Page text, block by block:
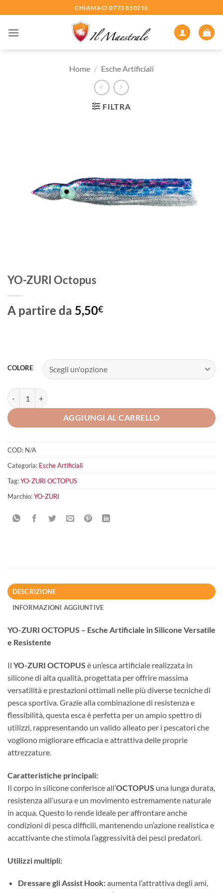
ai
contenuti
CHIAMACI 0773 850216
Home / Esche Artificiali
FILTRA
YO-ZURI Octopus
A partire da 5,50€
COLORE
YO-ZURI Octopus quantità
AGGIUNGI AL CARRELLO
COD: N/A
Categoria: Esche Artificiali
Tag:YO-ZURI OCTOPUS
Marchio:YO-ZURI
DESCRIZIONE
INFORMAZIONI AGGIUNTIVE
YO-ZURI OCTOPUS – Esche Artificiale in Silicone Versatile
e Resistente
Il YO-ZURI OCTOPUS è un’esca artificiale realizzata in
silicone di alta qualità, progettata per offrire massima
versatilità e prestazioni ottimali nelle più diverse tecniche di
pesca sportiva. Grazie alla combinazione di resistenza e
flessibilità, questa esca è perfetta per un ampio spettro di
utilizzi, rappresentando un valido alleato per i pescatori che
vogliono migliorare efficacia e attrattiva delle proprie
attrezzature.
Caratteristiche principali:
Il corpo in silicone conferisce all’OCTOPUS una lunga durata,
resistenza all’usura e un movimento estremamente naturale
in acqua. Questo lo rende ideale per affrontare anche
condizioni di pesca difficili, mantenendo un’azione realistica e
accattivante che stimola l’aggressività dei pesci predatori.
Utilizzi multipli:
Dressare gli Assist Hook:aumenta l’attrattiva degli ami,